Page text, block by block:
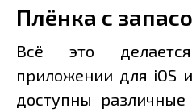
Плёнка с
Всё это
приложении для iOS
доступны